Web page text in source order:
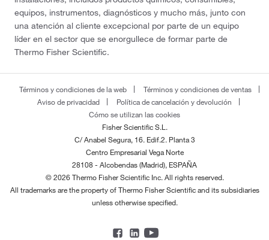
equipos, instrumentos, diagnósticos y mucho más, junto con
una atención al cliente excepcional por parte de un equipo
líder en el sector que se enorgullece de formar parte de
Thermo Fisher Scientific.
Términos y condiciones de la web
Términos y condiciones de ventas
Aviso de privacidad
Política de cancelación y devolución
Cómo se utilizan las cookies
Fisher Scientific S.L.
C/ Anabel Segura, 16. Edif.2. Planta 3
Centro Empresarial Vega Norte
28108 - Alcobendas (Madrid), ESPAÑA
© 2026 Thermo Fisher Scientific Inc. All rights reserved.
All trademarks are the property of Thermo Fisher Scientific and its subsidiaries
unless otherwise specified.